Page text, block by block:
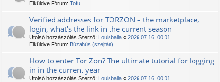
Elküldve Fórum: Tofu
Verified addresses for ТОRZON – the marketplace,
login, what's the link in the current season
Utolsó hozzászólás Szerző: Louisbaila « 2026.07.16. 00:01
Elküldve Fórum: Búzahús (szejtán)
How to enter Tor Zon? The ultimate tutorial for logging
in in the current year
Utolsó hozzászólás Szerző: Louisbaila « 2026.07.16. 00:01